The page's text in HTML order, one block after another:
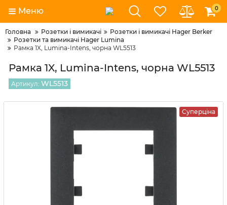
Меню 0
Головна Розетки і вимикачі
Розетки і вимикачі Hager Berker
Розетки та вимикачі Hager Lumina
Рамка 1X, Lumina-Intens, чорна WL5513
Рамка 1X, Lumina-Intens, чорна WL5513
Артикул: WL5513
Суперціна